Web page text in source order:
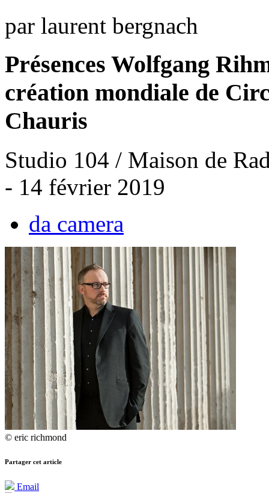
par laurent bergnach
Présences Wolfgang
création mondiale de
Chauris
Studio 104 / Maison de
- 14 février 2019
da camera
© eric richmond
Partager cet article
Email